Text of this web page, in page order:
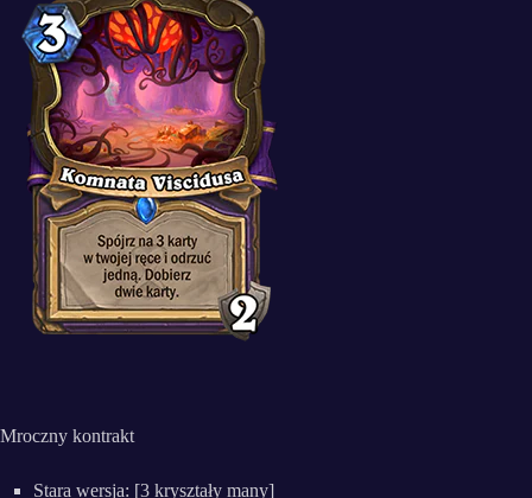
Mroczny kontrakt
Stara wersja: [3 kryształy many]